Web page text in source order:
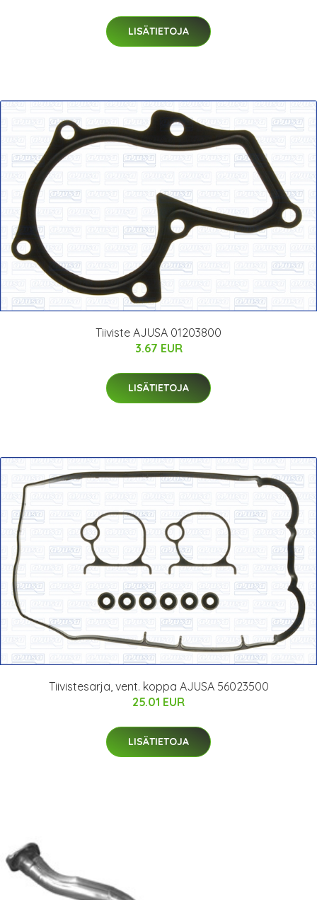
LISÄTIETOJA
Tiiviste AJUSA 01203800
3.67 EUR
LISÄTIETOJA
Tiivistesarja, vent. koppa AJUSA 56023500
25.01 EUR
LISÄTIETOJA